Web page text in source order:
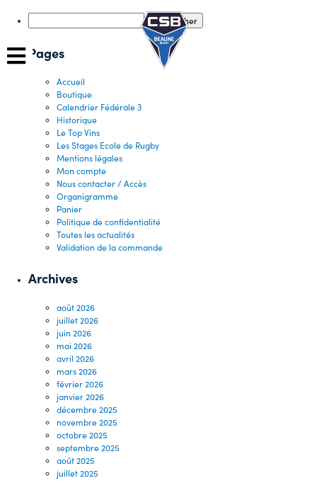
content
Pages
Accueil
Boutique
Calendrier Fédérale 3
Historique
Le Top Vins
Les Stages Ecole de Rugby
Mentions légales
Mon compte
Nous contacter / Accès
Organigramme
Panier
Politique de confidentialité
Toutes les actualités
Validation de la commande
Archives
août 2026
juillet 2026
juin 2026
mai 2026
avril 2026
mars 2026
février 2026
janvier 2026
décembre 2025
novembre 2025
octobre 2025
septembre 2025
août 2025
juillet 2025